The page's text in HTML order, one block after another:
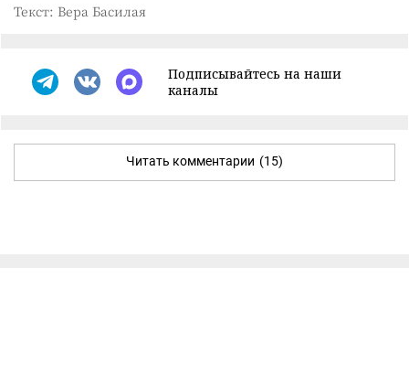
Текст: Вера Басилая
Подписывайтесь на наши
каналы
Читать комментарии (15)